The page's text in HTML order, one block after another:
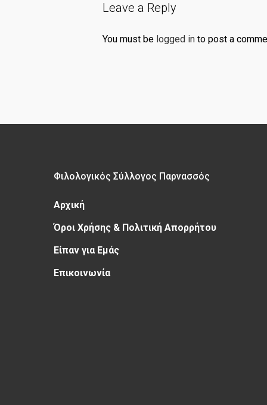
Leave a Reply
You must be logged in to post a
Φιλολογικός Σύλλογος Παρνασσός
Αρχική
Όροι Χρήσης & Πολιτική Απορρήτου
Είπαν για Εμάς
Επικοινωνία